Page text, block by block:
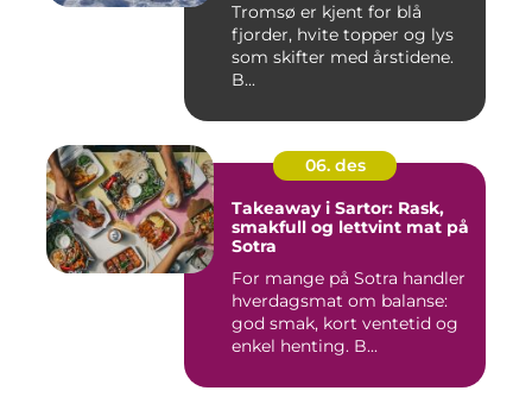
Tromsø er kjent for blå
fjorder, hvite topper og lys
som skifter med årstidene.
B...
06. des
Takeaway i Sartor: Rask,
smakfull og lettvint mat på
Sotra
For mange på Sotra handler
hverdagsmat om balanse:
god smak, kort ventetid og
enkel henting. B...